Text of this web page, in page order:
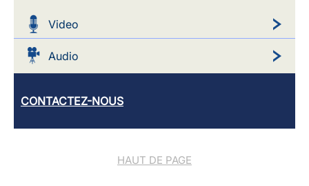
Video
Audio
CONTACTEZ-NOUS
HAUT DE PAGE